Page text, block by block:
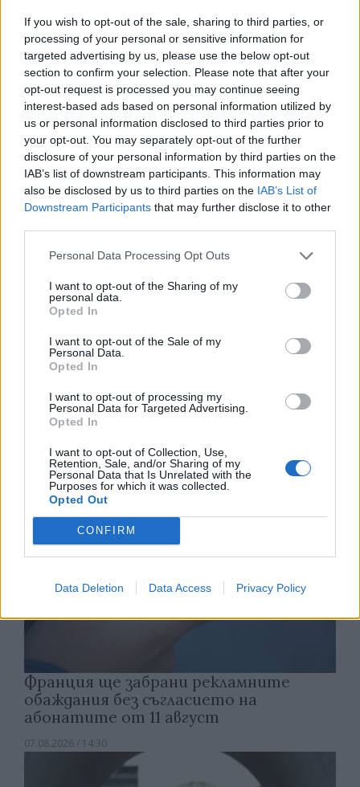
If you wish to opt-out of the sale, sharing to third parties, or
processing of your personal or sensitive information for
targeted advertising by us, please use the below opt-out
section to confirm your selection. Please note that after your
opt-out request is processed you may continue seeing
interest-based ads based on personal information utilized by
us or personal information disclosed to third parties prior to
your opt-out. You may separately opt-out of the further
disclosure of your personal information by third parties on the
IAB’s list of downstream participants. This information may
also be disclosed by us to third parties on the IAB’s List of
Downstream Participants that may further disclose it to other
Personal Data Processing Opt Outs
I want to opt-out of the Sharing of my
personal data.
Opted In
I want to opt-out of the Sale of my
Personal Data.
Opted In
I want to opt-out of processing my
Personal Data for Targeted Advertising.
Opted In
I want to opt-out of Collection, Use,
Retention, Sale, and/or Sharing of my
Personal Data that Is Unrelated with the
Purposes for which it was collected.
Opted Out
CONFIRM
Data Deletion Data Access Privacy Policy
Изкуствен интелект за първи път
създаде нови жизнеспособни вируси
07.08.2026 / 15:30
открития космос
07.08.2026 / 15:00
Франция ще забрани рекламните
обаждания без съгласието на
абонатите от 11 август
07.08.2026 / 14:30